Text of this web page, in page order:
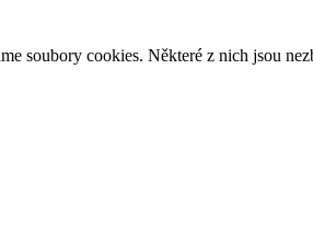
soubory cookies. Některé z nich jsou